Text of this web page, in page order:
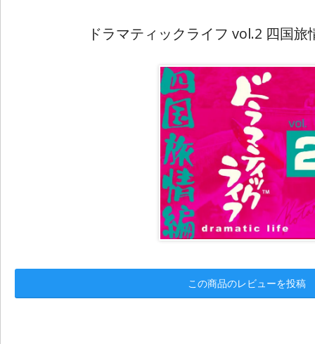
ドラマティックライフ vol.2 四国旅
この商品のレビューを投稿